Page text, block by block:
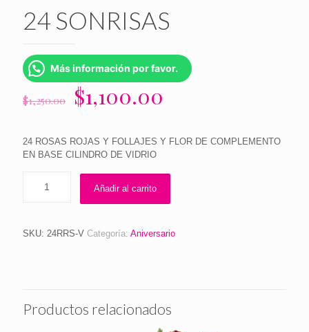
24 SONRISAS
Más información por favor.
$1,250.00 El
precio
original
era:
$1,250.00.
$1,100.00
actual
$1,100.00.
24 ROSAS ROJAS Y FOLLAJES Y FLOR DE COMPLEMENTO
EN BASE CILINDRO DE VIDRIO
Añadir al carrito
SKU: 24RRS-V Categoría: Aniversario
Productos relacionados